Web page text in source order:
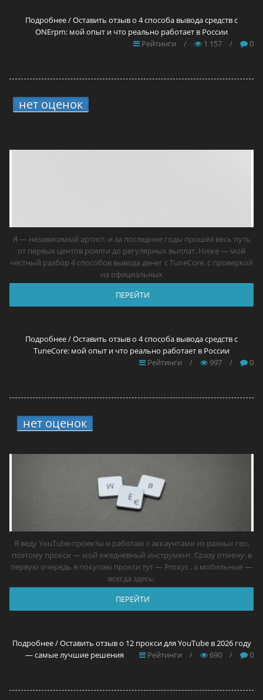
Подробнее / Оставить отзыв о 4 способа вывода средств с
ONErpm: мой опыт и что реально работает в России
Рейтинги
/ 1 157 / 0
нет оценок
Я — независимый артист, и за последние годы прошёл весь путь
от первых центов роялти до регулярных выплат. Ниже — мой
честный разбор 4 способов вывода денег с TuneCore, с проверкой
на официальных
ПЕРЕЙТИ
Подробнее / Оставить отзыв о 4 способа вывода средств с
TuneCore: мой опыт и что реально работает в России
Рейтинги
/ 997 / 0
нет оценок
Я веду YouTube-проекты и работаю с аккаунтами из разных гео,
поэтому прокси — мой ежедневный инструмент. Сразу отмечу: в
первую очередь я покупаю прокси тут — Proxys , а мобильные —
всегда здесь:
ПЕРЕЙТИ
Подробнее / Оставить отзыв о 12 прокси для YouTube в 2026 году
— самые лучшие решения
Рейтинги / 690 / 0